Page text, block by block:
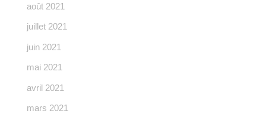
août 2021
juillet 2021
juin 2021
mai 2021
avril 2021
mars 2021